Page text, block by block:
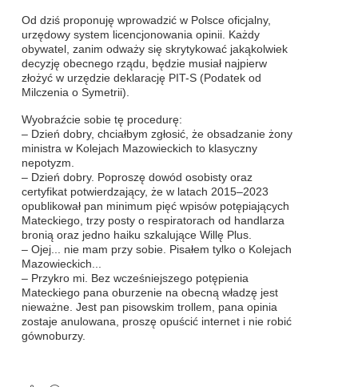
Od dziś proponuję wprowadzić w Polsce oficjalny,
urzędowy system licencjonowania opinii. Każdy
obywatel, zanim odważy się skrytykować jakąkolwiek
decyzję obecnego rządu, będzie musiał najpierw
złożyć w urzędzie deklarację PIT-S (Podatek od
Milczenia o Symetrii).
Wyobraźcie sobie tę procedurę:
– Dzień dobry, chciałbym zgłosić, że obsadzanie żony
ministra w Kolejach Mazowieckich to klasyczny
nepotyzm.
– Dzień dobry. Poproszę dowód osobisty oraz
certyfikat potwierdzający, że w latach 2015–2023
opublikował pan minimum pięć wpisów potępiających
Mateckiego, trzy posty o respiratorach od handlarza
bronią oraz jedno haiku szkalujące Willę Plus.
– Ojej... nie mam przy sobie. Pisałem tylko o Kolejach
Mazowieckich...
– Przykro mi. Bez wcześniejszego potępienia
Mateckiego pana oburzenie na obecną władzę jest
nieważne. Jest pan pisowskim trollem, pana opinia
zostaje anulowana, proszę opuścić internet i nie robić
gównoburzy.